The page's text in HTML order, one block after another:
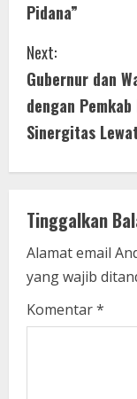
i
n
u
e
R
e
a
d
i
Pidana”
Next:
Gubernur dan
dengan
Sinergitas
Tinggalkan
Alamat email
yang wajib
Komentar*